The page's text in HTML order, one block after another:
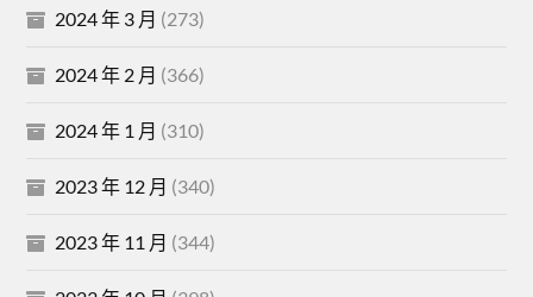
2024 年 3 月 (273)
2024 年 2 月 (366)
2024 年 1 月 (310)
2023 年 12 月 (340)
2023 年 11 月 (344)